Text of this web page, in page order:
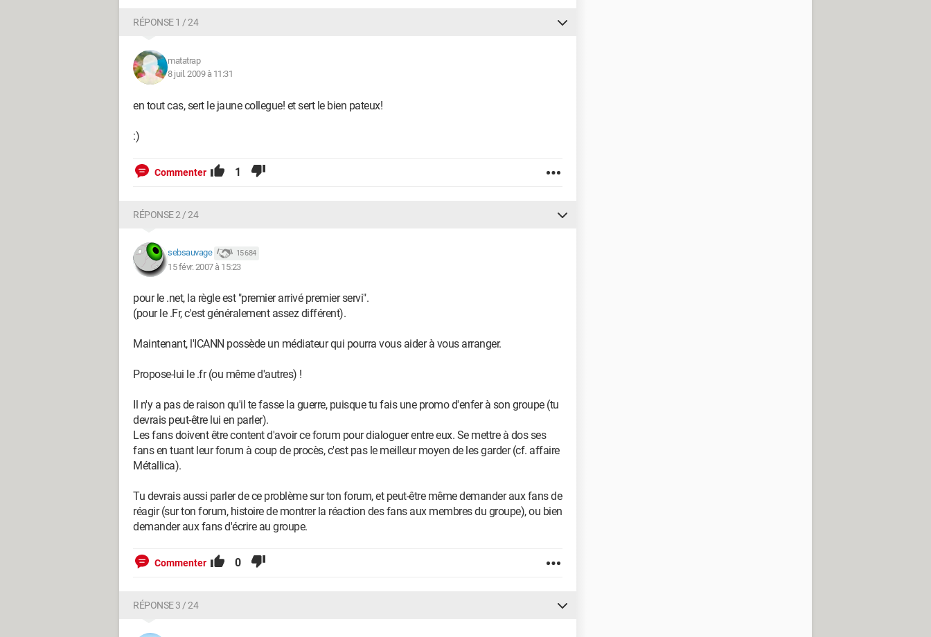
RÉPONSE 1 / 24
matatrap
8 juil. 2009 à 11:31
en tout cas, sert le jaune collegue! et sert le bien pateux!
:)
Commenter 1
RÉPONSE 2 / 24
sebsauvage 15 684
15 févr. 2007 à 15:23
pour le .net, la règle est "premier arrivé premier servi".
(pour le .Fr, c'est généralement assez différent).
Maintenant, l'ICANN possède un médiateur qui pourra vous aider à vous arranger.
Propose-lui le .fr (ou même d'autres) !
Il n'y a pas de raison qu'il te fasse la guerre, puisque tu fais une promo d'enfer à son groupe (tu
devrais peut-être lui en parler).
Les fans doivent être content d'avoir ce forum pour dialoguer entre eux. Se mettre à dos ses
fans en tuant leur forum à coup de procès, c'est pas le meilleur moyen de les garder (cf. affaire
Métallica).
Tu devrais aussi parler de ce problème sur ton forum, et peut-être même demander aux fans de
réagir (sur ton forum, histoire de montrer la réaction des fans aux membres du groupe), ou bien
demander aux fans d'écrire au groupe.
Commenter 0
RÉPONSE 3 / 24